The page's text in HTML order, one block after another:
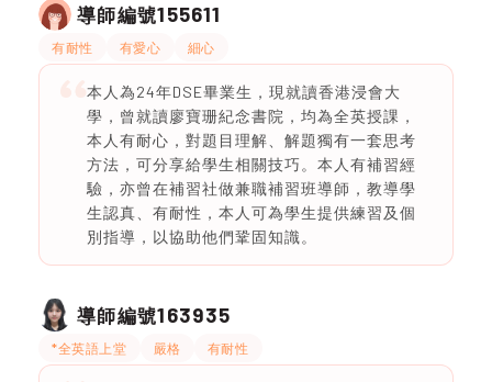
導師編號155611
有耐性 有愛心 細心
本人為24年DSE畢業生，現就讀香港浸會大
學，曾就讀廖寶珊紀念書院，均為全英授課，
本人有耐心，對題目理解、解題獨有一套思考
方法，可分享給學生相關技巧。本人有補習經
驗，亦曾在補習社做兼職補習班導師，教導學
生認真、有耐性，本人可為學生提供練習及個
別指導，以協助他們鞏固知識。
導師編號163935
*全英語上堂 嚴格 有耐性